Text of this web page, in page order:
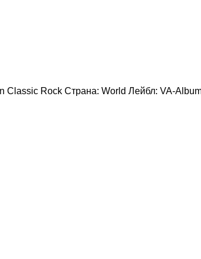
Classic Rock Страна: World Лейбл: VA-